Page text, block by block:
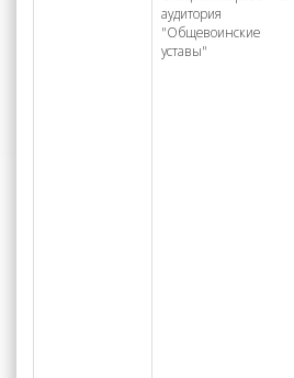
аудитория
"Общевоинские
уставы"